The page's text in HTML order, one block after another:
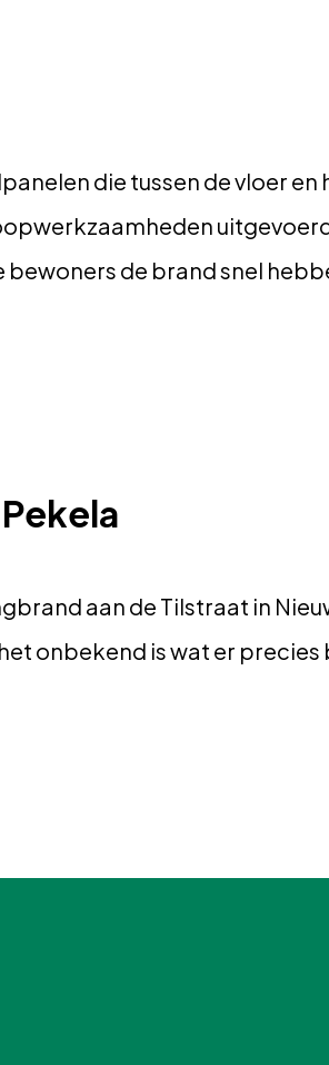
die tussen de vloer en
de brand snel
aan de Tilstraat in
onbekend is wat er precies